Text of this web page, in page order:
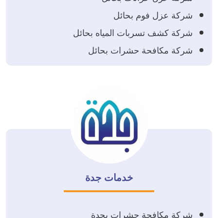
شركة عزل فوم بحائل
شركة كشف تسربات المياه بحائل
شركة مكافحة حشرات بحائل
خدمات جدة
شركة مكافحة حشرات بجدة